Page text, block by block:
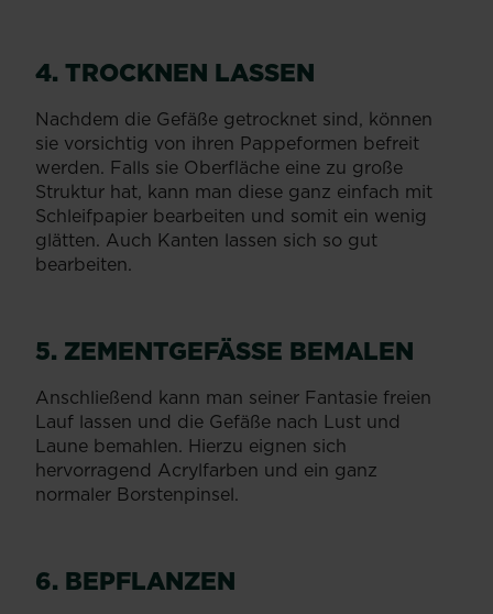
4. TROCKNEN LASSEN
Nachdem die Gefäße getrocknet sind, können
sie vorsichtig von ihren Pappeformen befreit
werden. Falls sie Oberfläche eine zu große
Struktur hat, kann man diese ganz einfach mit
Schleifpapier bearbeiten und somit ein wenig
glätten. Auch Kanten lassen sich so gut
bearbeiten.
5. ZEMENTGEFÄSSE BEMALEN
Anschließend kann man seiner Fantasie freien
Lauf lassen und die Gefäße nach Lust und
Laune bemahlen. Hierzu eignen sich
hervorragend Acrylfarben und ein ganz
normaler Borstenpinsel.
6. BEPFLANZEN